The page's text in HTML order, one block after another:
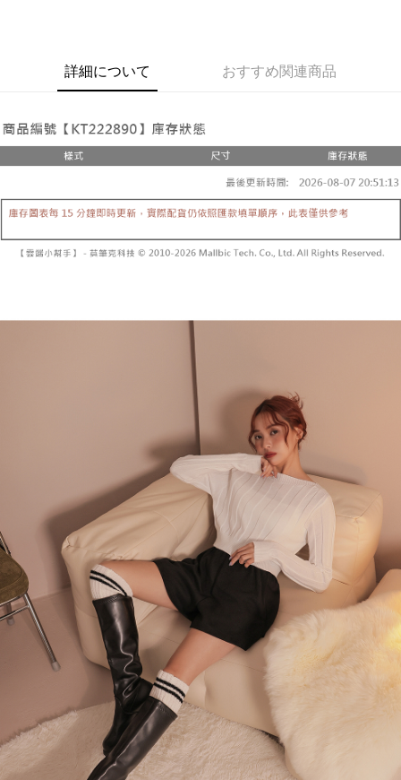
2. 支払い方法で「OP Pay Later」を選択すると、注文が成立した後に自動
的に OP Pay Later の取引プロセスに移行し、携帯番号を確認後、分割払
3. 実際の承認額、分割回数および費用については、後続の取引確認ページ
を基準とします。
4. 注文成立後30分以内に確認取引を行わない場合や審査が通過しない場
合、注文は自動的にキャンセルされます。「転専審査」に未通過の状況が
発生した場合は、システムの評価基準に達していないことを意味し、評価
内容についての説明はいたしかねます。
【支払い方法の説明】
って提供され、ユーザーが取引時に本サービスを通じて商品やサービスを
購入できるようにし、店舗が売買／分割払い売買の債権を当社に譲渡した
後、契約に基づいて当社の請求書で帳款を支払うことになります。
2. 「OP Pay Later」を利用する契約関係の目的から、店舗はあなたの個人
情報（名前、電話または住所を含む）を台湾大哥大に提供し、収集、処理
および利用するために、当社があなた本人と分割請求書に必要な情報の確
認、照合および修正を行います。
3. 完全なユーザーサービス規約については、以下のリンクを参照してくだ
https://oppay.tw/userRule
一、 AFTEE代金後払いについて
1.お支払い方法でAFTEE代金後払いを選択すると、携帯電話認証ウィンド
2.SMSで認証してお支払い手続を進めてください。
3.注文するときのお支払いは不要です。商品はご指定の住所に配送されま
4.ご注文が完了すると、携帯に支払い通知のSMSが届きます。アプリ会員
5.商品受け取り時のお支払いは不要です。商品を確かめてから、SMSまた
グでお支払いください。
お支払期限は、ショップが請求した期日と、AFTEEで延長できる日数をも
とに計算されます。AFTEEで注文すると、商品を受け取るまで支払い期限
約商品や商品到着日が比較的遅い商品）。そのため、商品到着の有無に関
わらず、AFTEEで指定された期限内にお支払いください。
1.初回 AFTEEを ご利用の際に、認証結果及び当社の審査の結果に基づ
き、限度額が設定されます。
2.決済金額は最低NT$20です。
3.現在、台湾の会員のみご利用いただけます。
三、利用規約「AFTEE代金後払い」（以下当サービスという）はネットプ
ロテクションズ（以下 AFTEE という）が提供し、AFTEEが代金を徴収し
ます。当サービスご利用の際に提供しなければならない個人情報（注文者
の氏名、電話番号、受取人の氏名、電話番号、受取人住所を含むがこれに
限らない）は、AFTEEに渡され当サービスで必要な範囲内で利用されま
す。AFTEEの個人情報の収集、処理、利用について、詳細はAFTEE公式ホ
ームページの『個人情報の収集、処理及び利用に関する声明』をご参照く
ださい（
https://aftee.tw/privacypolicy/ ）。
AFTEEの初回ご利用の際に、審査を通過すれば、最高額がNT$10,000にな
ります。支払い期限を過ぎた場合、その金額に基づいて年利20%の遅延滞
納金が加算されます。未成年の利用者は、事前に法定代理人または後見人
の同意を得ればAFTEEをご利用いただけます。
個人情報の処理、利用について疑問がある、または関連する法律の権利を
行使したい場合は、ネットプロテクションズ cs_tw@netprotections.co.jp
ATM払い
配送方法
全家取貨付款
配送毎にNT$60、NT$1,800以上で送料無料
付款後全家取貨
配送毎にNT$60、NT$1,800以上で送料無料
配送毎にNT$60、NT$1,600以上で送料無料
配送毎にNT$100、NT$2,500以上で送料無料
國家/地區配送 送料を確認
詳細について おすすめ関連商品